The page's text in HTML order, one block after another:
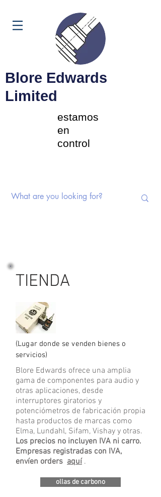
Blore Edwards
Limited
estamos
en
control
TIENDA
(Lugar donde se venden bienes o
servicios)
Blore Edwards ofrece una amplia
gama de componentes para audio y
otras aplicaciones, desde
interruptores giratorios y
potenciómetros de fabricación propia
hasta productos de marcas como
Elma, Lundahl, Sifam, Vishay y otras.
Los precios no incluyen IVA ni carro.
Empresas registradas con IVA,
envíen orders aquí .
ollas de carbono